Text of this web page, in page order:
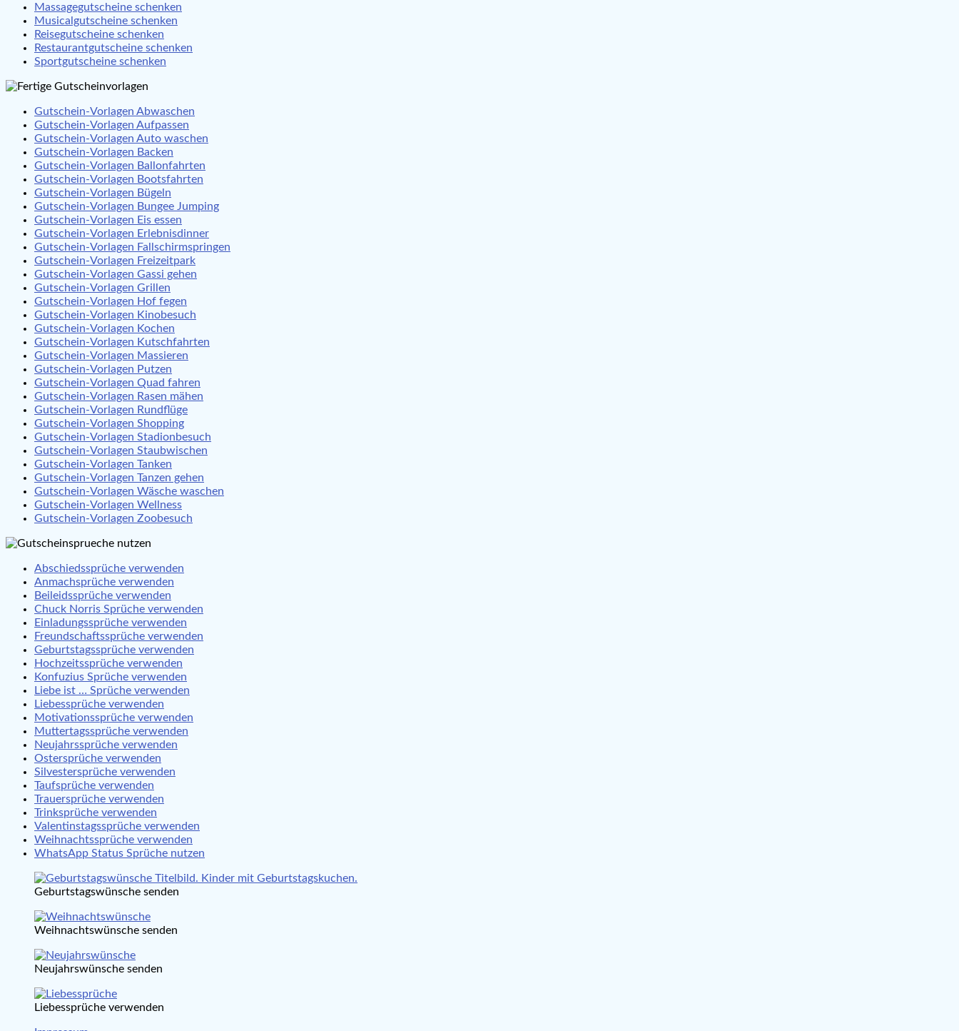
Massagegutscheine schenken
Musicalgutscheine schenken
Reisegutscheine schenken
Restaurantgutscheine schenken
Sportgutscheine schenken
Gutschein-Vorlagen Abwaschen
Gutschein-Vorlagen Aufpassen
Gutschein-Vorlagen Auto waschen
Gutschein-Vorlagen Backen
Gutschein-Vorlagen Ballonfahrten
Gutschein-Vorlagen Bootsfahrten
Gutschein-Vorlagen Bügeln
Gutschein-Vorlagen Bungee Jumping
Gutschein-Vorlagen Eis essen
Gutschein-Vorlagen Erlebnisdinner
Gutschein-Vorlagen Fallschirmspringen
Gutschein-Vorlagen Freizeitpark
Gutschein-Vorlagen Gassi gehen
Gutschein-Vorlagen Grillen
Gutschein-Vorlagen Hof fegen
Gutschein-Vorlagen Kinobesuch
Gutschein-Vorlagen Kochen
Gutschein-Vorlagen Kutschfahrten
Gutschein-Vorlagen Massieren
Gutschein-Vorlagen Putzen
Gutschein-Vorlagen Quad fahren
Gutschein-Vorlagen Rasen mähen
Gutschein-Vorlagen Rundflüge
Gutschein-Vorlagen Shopping
Gutschein-Vorlagen Stadionbesuch
Gutschein-Vorlagen Staubwischen
Gutschein-Vorlagen Tanken
Gutschein-Vorlagen Tanzen gehen
Gutschein-Vorlagen Wäsche waschen
Gutschein-Vorlagen Wellness
Gutschein-Vorlagen Zoobesuch
Abschiedssprüche verwenden
Anmachsprüche verwenden
Beileidssprüche verwenden
Chuck Norris Sprüche verwenden
Einladungssprüche verwenden
Freundschaftssprüche verwenden
Geburtstagssprüche verwenden
Hochzeitssprüche verwenden
Konfuzius Sprüche verwenden
Liebe ist … Sprüche verwenden
Liebessprüche verwenden
Motivationssprüche verwenden
Muttertagssprüche verwenden
Neujahrssprüche verwenden
Ostersprüche verwenden
Silvestersprüche verwenden
Taufsprüche verwenden
Trauersprüche verwenden
Trinksprüche verwenden
Valentinstagssprüche verwenden
Weihnachtssprüche verwenden
WhatsApp Status Sprüche nutzen
Geburtstagswünsche senden
Weihnachtswünsche senden
Neujahrswünsche senden
Liebessprüche verwenden